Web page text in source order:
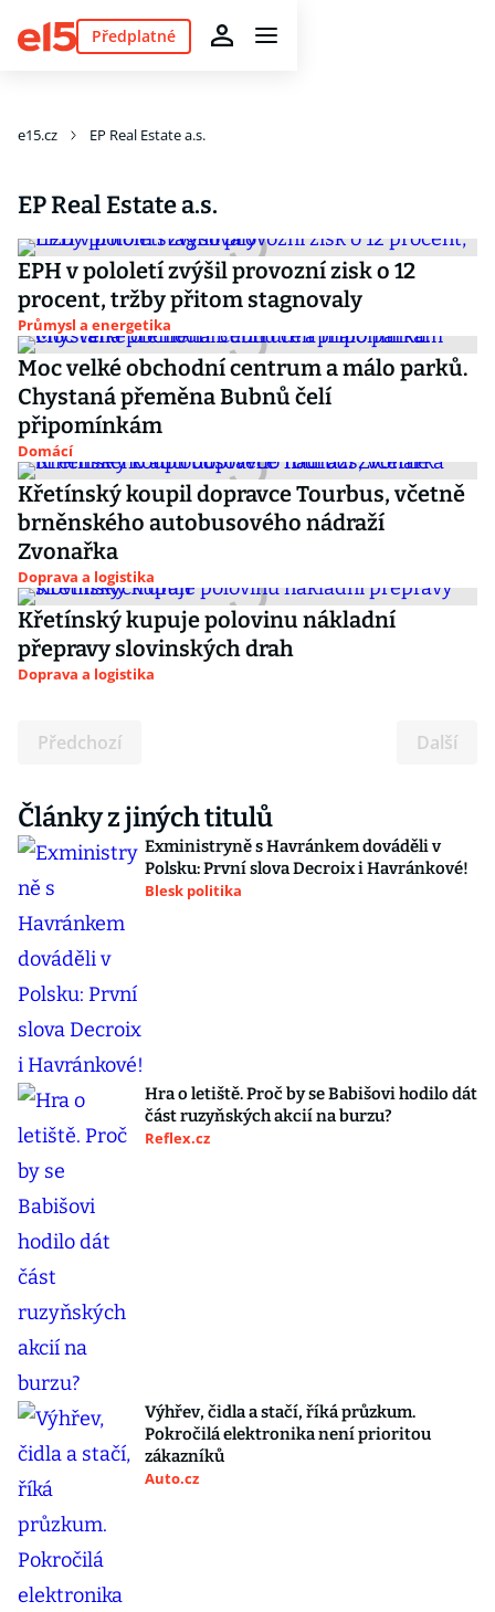
Předplatné
e15.cz EP Real Estate a.s.
EP Real Estate a.s.
EPH v pololetí zvýšil provozní zisk o 12
procent, tržby přitom stagnovaly
Průmysl a energetika
Moc velké obchodní centrum a málo parků.
Chystaná přeměna Bubnů čelí
připomínkám
Domácí
Křetínský koupil dopravce Tourbus, včetně
brněnského autobusového nádraží
Zvonařka
Doprava a logistika
Křetínský kupuje polovinu nákladní
přepravy slovinských drah
Doprava a logistika
Předchozí Další
Články z jiných titulů
Exministryně s Havránkem dováděli v
Polsku: První slova Decroix i Havránkové!
Blesk politika
Hra o letiště. Proč by se Babišovi hodilo dát
část ruzyňských akcií na burzu?
Reflex.cz
Výhřev, čidla a stačí, říká průzkum.
Pokročilá elektronika není prioritou
zákazníků
Auto.cz